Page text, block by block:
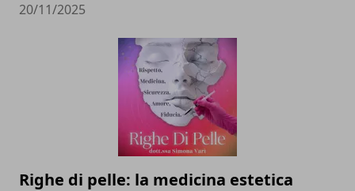
20/11/2025
Righe di pelle: la medicina estetica